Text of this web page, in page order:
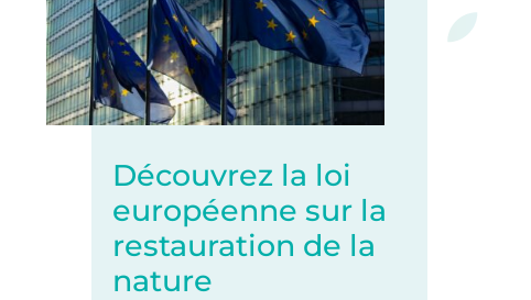
Découvrez la loi
européenne sur la
restauration de la
nature